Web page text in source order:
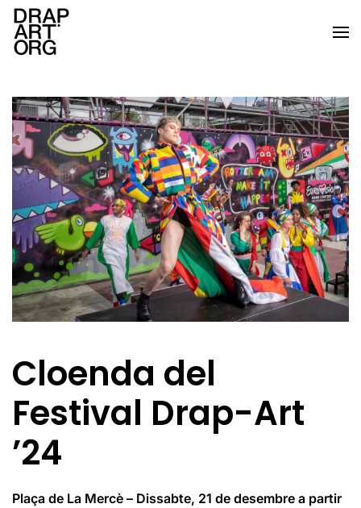
Skip to main content
Cloenda del
Festival Drap-Art
’24
Plaça de La Mercè – Dissabte, 21 de desembre a partir